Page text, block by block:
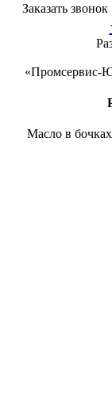
Заказать звонок
«Промсервис-
Масло в